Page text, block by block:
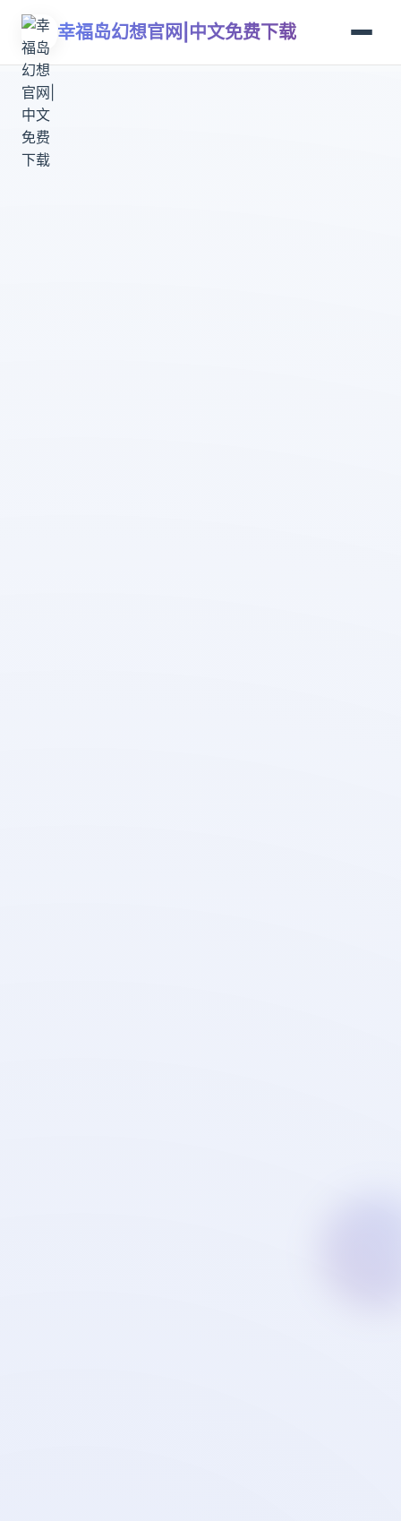
幸福岛幻想官网|中文免费下载